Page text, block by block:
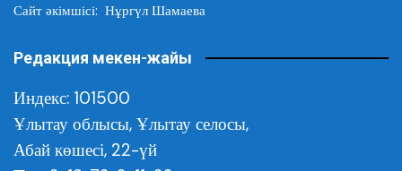
Сайт әкімшісі: Нұргүл Шамаева
Редакция мекен-жайы
Индекс: 101500
Ұлытау облысы, Ұлытау селосы,
Абай көшесі, 22-үй